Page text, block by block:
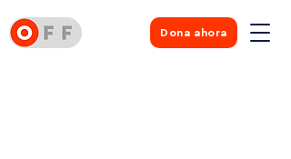
Dona ahora